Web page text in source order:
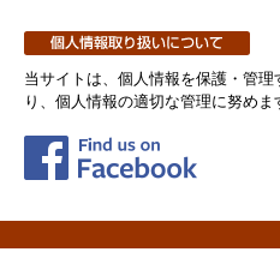
当サイトは、個人情報を保護・管
り、個人情報の適切な管理に努めま